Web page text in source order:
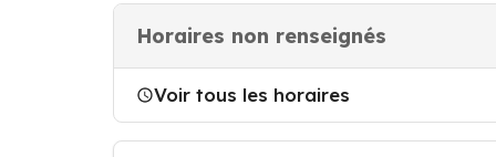
Horaires non renseignés
Voir tous les horaires